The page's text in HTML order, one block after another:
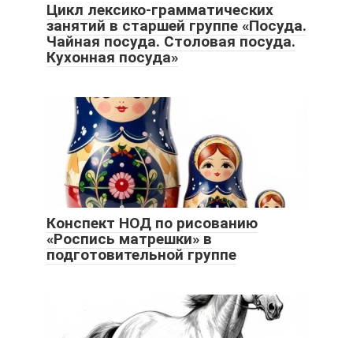
Цикл лексико-грамматических
занятий в старшей группе «Посуда.
Чайная посуда. Столовая посуда.
Кухонная посуда»
Конспект НОД по рисованию
«Роспись матрешки» в
подготовительной группе